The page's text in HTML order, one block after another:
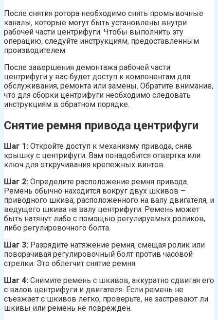
После снятия ротора необходимо снять промывочные
каналы, которые могут быть установлены внутри
рабочей части центрифуги. Чтобы выполнить эту
операцию, следуйте инструкциям, предоставленным
производителем.
После завершения демонтажа рабочей части
центрифуги у вас будет доступ к компонентам для
обслуживания, ремонта или замены. Обратите внимание,
что для сборки центрифуги необходимо следовать
инструкциям в обратном порядке.
Снятие ремня привода центрифуги
Шаг 1: Откройте доступ к механизму привода, сняв
крышку с центрифуги. Вам понадобится отвертка или
ключ для откручивания крепежных винтов.
Шаг 2: Определите расположение ремня привода.
Ремень обычно находится вокруг двух шкивов –
приводного шкива, расположенного на валу двигателя, и
ведущего шкива на валу центрифуги. Ремень может
быть натянут либо с помощью регулируемых роликов,
либо регулировочного болта.
Шаг 3: Разрядите натяжение ремня, смещая ролик или
поворачивая регулировочный болт против часовой
стрелки. Это облегчит снятие ремня.
Шаг 4: Снимите ремень с шкивов, аккуратно сдвигая его
с валов центрифуги и двигателя. Если ремень не
съезжает с шкивов легко, проверьте, не застревают ли
шкивы или ремень не поврежден.